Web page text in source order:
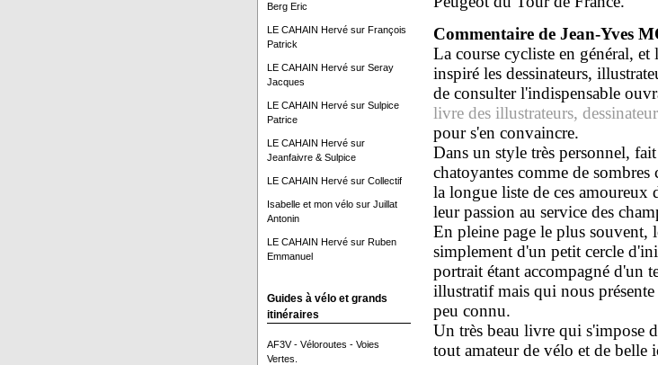
Berg Eric
LE CAHAIN Hervésur François
Patrick
LE CAHAIN Hervésur Seray
Jacques
LE CAHAIN Hervésur Sulpice
Patrice
LE CAHAIN Hervésur
Jeanfaivre & Sulpice
LE CAHAIN Hervésur Collectif
Isabelle et mon vélosur Juillat
Antonin
LE CAHAIN Hervésur Ruben
Emmanuel
Guides à vélo et grands
itinéraires
AF3V - Véloroutes - Voies
Vertes.
Commentaire de Jean-Yves
La course cycliste en général,
inspiré les dessinateurs,
de consulter l'indispensable
livre des illustrateurs,
pour s'en convaincre.
Dans un style très personnel,
chatoyantes comme de
la longue liste de ces amoureux
leur passion au service des
En pleine page le plus souvent,
simplement d'un petit cercle
portrait étant accompagné d'un
illustratif mais qui nous
peu connu.
Un très beau livre qui s'impose
tout amateur de vélo et de belle